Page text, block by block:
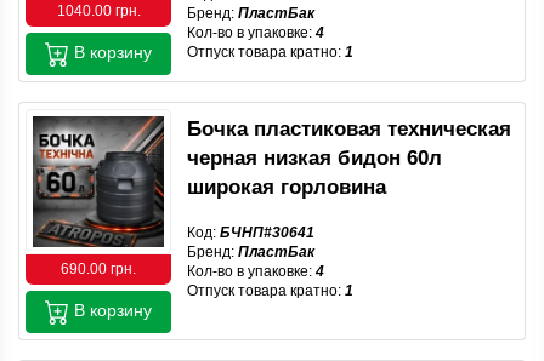
1040.00 грн.
Бренд: ПластБак
Кол-во в упаковке: 4
Отпуск товара кратно: 1
В корзину
690.00 грн.
Бочка пластиковая техническая
черная низкая бидон 60л
широкая горловина
Код: БЧНП#30641
Бренд: ПластБак
Кол-во в упаковке: 4
Отпуск товара кратно: 1
В корзину